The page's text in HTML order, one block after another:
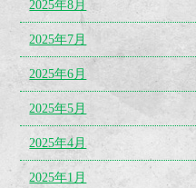
2025年8月
2025年7月
2025年6月
2025年5月
2025年4月
2025年1月